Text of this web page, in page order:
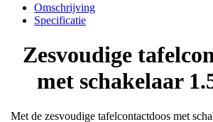
Omschrijving
Specificatie
Zesvoudige
met schakelaar
Met de zesvoudige tafelcontactdoos met